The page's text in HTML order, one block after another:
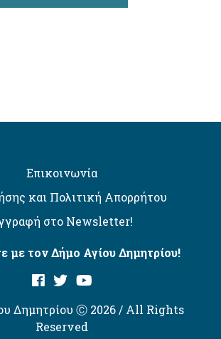
Επικοινωνία
και Πολιτική Απορρήτου
στο Newsletter!
με τον Δήμο Αγίου Δημητρίου!
Δημητρίου Ⓒ 2026 / All Rights
Reserved